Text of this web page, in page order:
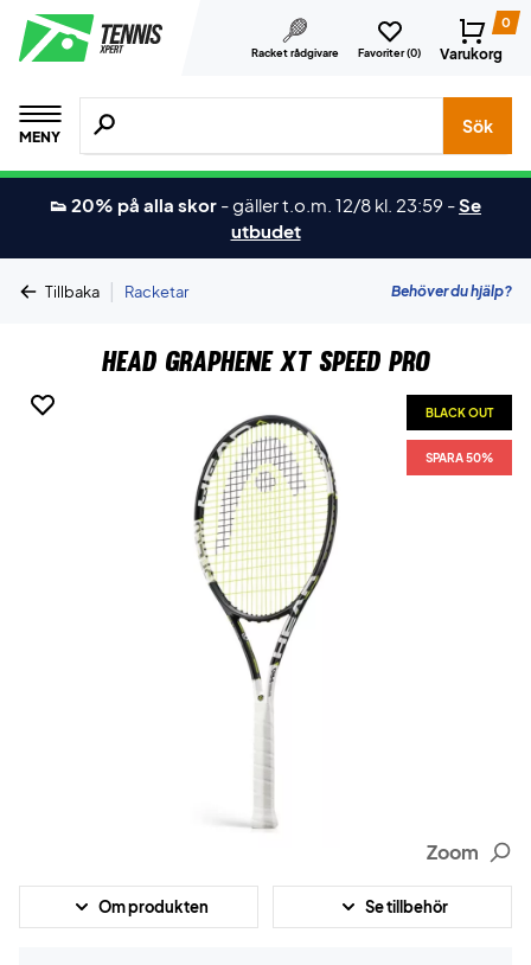
Racket rådgivare Favoriter (0)
0
Varukorg
MENY
Sök efter produkter, märken osv.
Sök
👟 20% på alla skor -gäller t.o.m. 12/8 kl. 23:59 -Se
utbudet
Tillbaka | Racketar Behöver du hjälp?
Head Graphene XT Speed Pro
BLACK OUT
SPARA 50%
Zoom
Om produkten Se tillbehör